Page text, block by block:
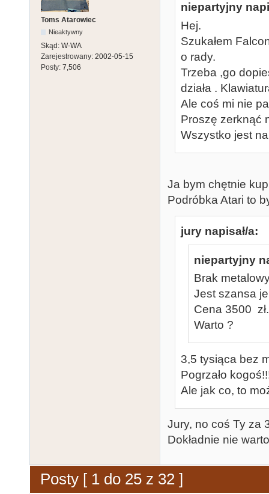
Toms Atarowiec
Nieaktywny
Skąd: W-WA
Zarejestrowany: 2002-05-15
Posty: 7,506
niepartyjny
Hej.
Szukałem
o rady.
Trzeba ,go
działa .
Ale coś mi nie
Proszę zerknąć
Wszystko jest
Ja bym chętnie
Podróbka Atari to
jury napisał/a:
niepartyjny
Brak
Jest szansa
Cena 3500 zł.
Warto ?
3,5 tysiąca bez
Pogrzało
Ale jak co, to
Jury, no coś Ty za
Dokładnie nie
Posty [ 1 do 25 z 32 ]